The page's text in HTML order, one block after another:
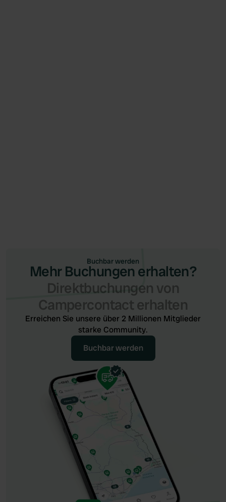
Buchbar werden
Mehr Buchungen erhalten?
Direktbuchungen von
Campercontact erhalten
Erreichen Sie unsere über 2 Millionen Mitglieder
starke Community.
Buchbar werden
Buchbar werden